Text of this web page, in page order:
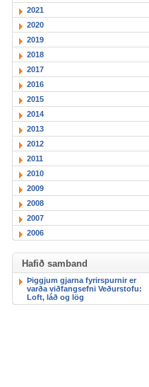
2021
2020
2019
2018
2017
2016
2015
2014
2013
2012
2011
2010
2009
2008
2007
2006
Hafið samband
Þiggjum gjarna fyrirspurnir er
varða viðfangsefni Veðurstofu:
Loft, láð og lög